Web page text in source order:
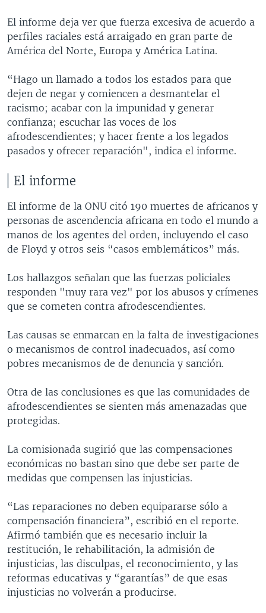
El informe deja ver que fuerza excesiva de acuerdo a
perfiles raciales está arraigado en gran parte de
América del Norte, Europa y América Latina.
“Hago un llamado a todos los estados para que
dejen de negar y comiencen a desmantelar el
racismo; acabar con la impunidad y generar
confianza; escuchar las voces de los
afrodescendientes; y hacer frente a los legados
pasados y ofrecer reparación", indica el informe.
El informe
El informe de la ONU citó 190 muertes de africanos y
personas de ascendencia africana en todo el mundo a
manos de los agentes del orden, incluyendo el caso
de Floyd y otros seis “casos emblemáticos” más.
Los hallazgos señalan que las fuerzas policiales
responden "muy rara vez" por los abusos y crímenes
que se cometen contra afrodescendientes.
Las causas se enmarcan en la falta de investigaciones
o mecanismos de control inadecuados, así como
pobres mecanismos de de denuncia y sanción.
Otra de las conclusiones es que las comunidades de
afrodescendientes se sienten más amenazadas que
protegidas.
La comisionada sugirió que las compensaciones
económicas no bastan sino que debe ser parte de
medidas que compensen las injusticias.
“Las reparaciones no deben equipararse sólo a
compensación financiera”, escribió en el reporte.
Afirmó también que es necesario incluir la
restitución, le rehabilitación, la admisión de
injusticias, las disculpas, el reconocimiento, y las
reformas educativas y “garantías” de que esas
injusticias no volverán a producirse.